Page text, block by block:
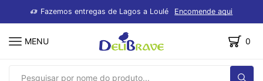
Fazemos entregas de Lagos a Loulé Encomende aqui
MENU 0